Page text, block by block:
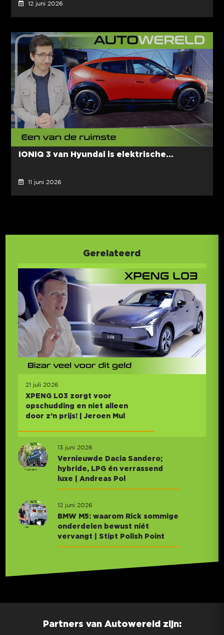
12 juni 2026
IONIQ 3 van Hyundai is elektrische...
11 juni 2026
Gerelateerd
21 juli 2026
XPENG L03 zorgt voor
opschudding en niet alleen
door z’n prijs! | Jeroen Mul
13 juni 2026
Vernieuwde Dacia Sandero;
hybride, LPG én verrassend
luxe | Andreas Pol
12 juni 2026
BMW M5: waarom Rick sommige
onderdelen bewust níét
vervangt | Stipt Polish Point
Partners van Autowereld zijn: